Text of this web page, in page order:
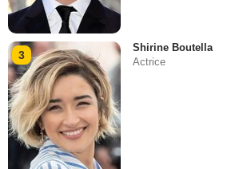
3
Shirine Boutella
Actrice